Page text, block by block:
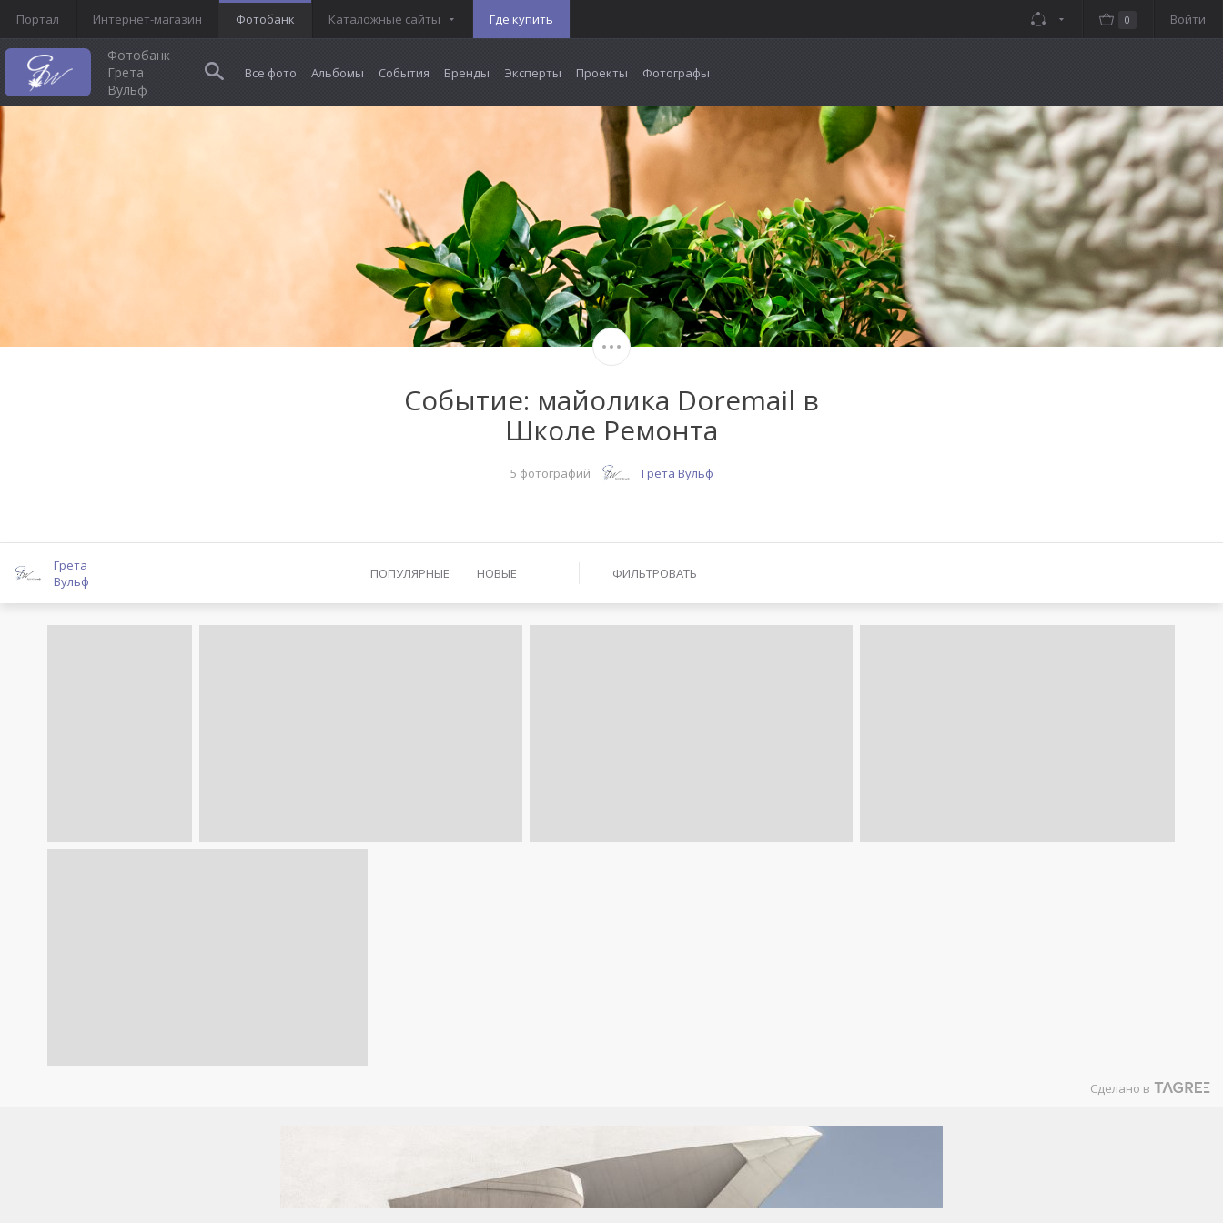
Портал Интернет-магазин Фотобанк Каталожные сайты Где купить Войти
0
Фотобанк
Грета
Вульф
Все фото Альбомы События Бренды Эксперты Проекты Фотографы
Событие: майолика Doremail в
Школе Ремонта
5 фотографий Грета Вульф
Грета
Вульф
ПОПУЛЯРНЫЕ НОВЫЕ ФИЛЬТРОВАТЬ
Сделано в